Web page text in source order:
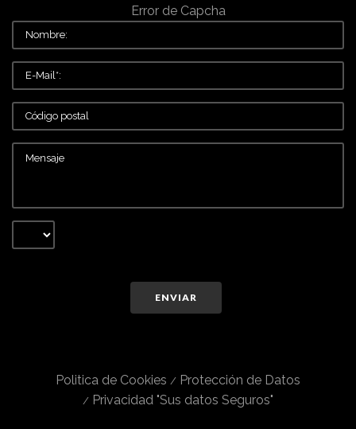
Error de Capcha
ENVIAR
Politica de Cookies
Protección de Datos
Privacidad "Sus datos Seguros"